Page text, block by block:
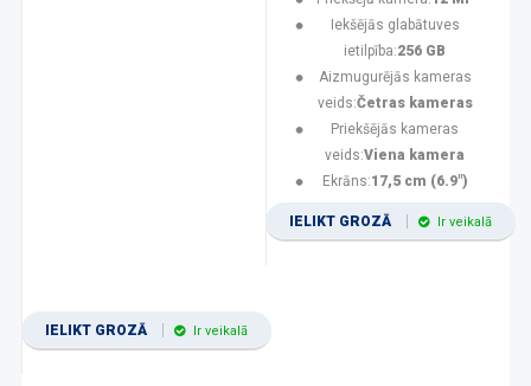
IELIKT GROZĀ Ir veikalā
Iekšējās glabātuves
ietilpība:256 GB
Aizmugurējās kameras
veids:Četras kameras
Priekšējās kameras
veids:Viena kamera
Ekrāns:17,5 cm (6.9")
IELIKT GROZĀ Ir veikalā